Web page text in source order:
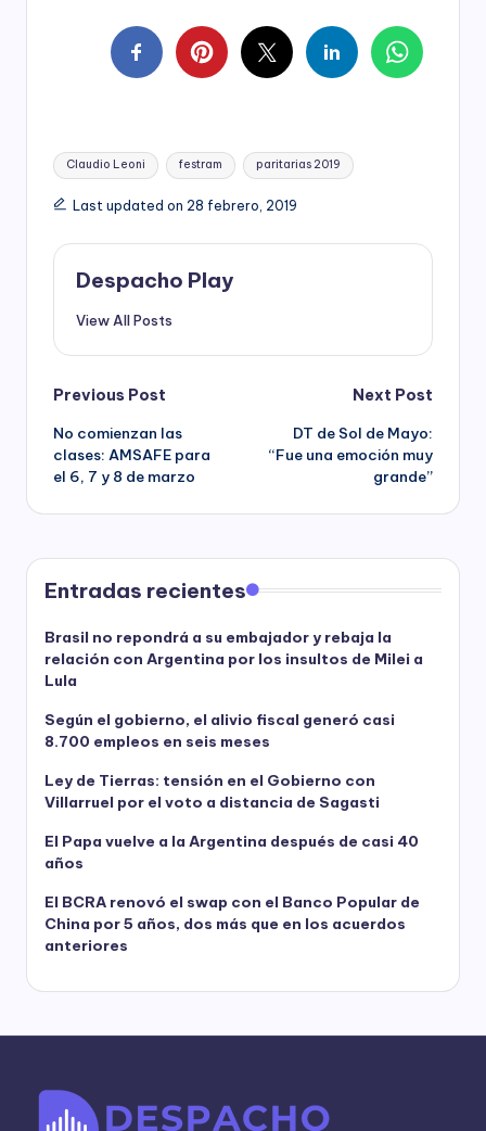
Tags:
Claudio Leoni festram paritarias 2019
Last updated on 28 febrero, 2019
Despacho Play
View All Posts
Post
navigation
Previous Post
No comienzan las
clases: AMSAFE para
el 6, 7 y 8 de marzo
Next Post
DT de Sol de Mayo:
“Fue una emoción muy
grande”
Entradas recientes
Brasil no repondrá a su embajador y rebaja la
relación con Argentina por los insultos de Milei a
Lula
Según el gobierno, el alivio fiscal generó casi
8.700 empleos en seis meses
Ley de Tierras: tensión en el Gobierno con
Villarruel por el voto a distancia de Sagasti
El Papa vuelve a la Argentina después de casi 40
años
El BCRA renovó el swap con el Banco Popular de
China por 5 años, dos más que en los acuerdos
anteriores